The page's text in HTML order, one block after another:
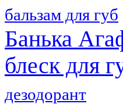
бальзам для губ
Банька
блеск для
дезодорант